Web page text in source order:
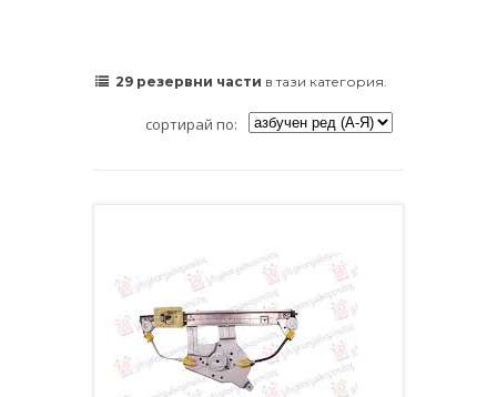
29 резервни части в тази категория.
сортирай по: